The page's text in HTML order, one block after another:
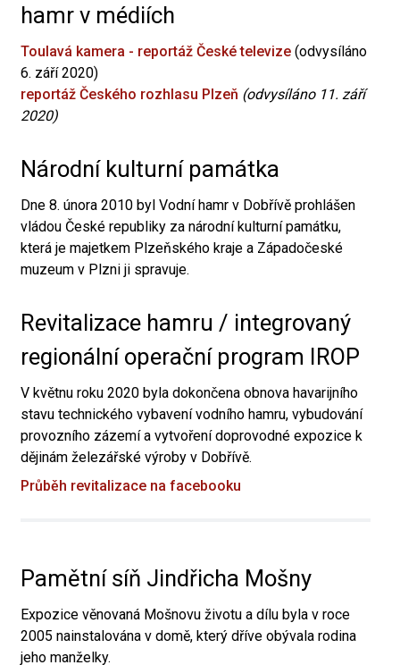
hamr v médiích
Toulavá kamera - reportáž České televize (odvysíláno
6. září 2020)
reportáž Českého rozhlasu Plzeň (odvysíláno 11. září
2020)
Národní kulturní památka
Dne 8. února 2010 byl Vodní hamr v Dobřívě prohlášen
vládou České republiky za národní kulturní památku,
která je majetkem Plzeňského kraje a Západočeské
muzeum v Plzni ji spravuje.
Revitalizace hamru / integrovaný
regionální operační program IROP
V květnu roku 2020 byla dokončena obnova havarijního
stavu technického vybavení vodního hamru, vybudování
provozního zázemí a vytvoření doprovodné expozice k
dějinám železářské výroby v Dobřívě.
Průběh revitalizace na facebooku
Pamětní síň Jindřicha Mošny
Expozice věnovaná Mošnovu životu a dílu byla v roce
2005 nainstalována v domě, který dříve obývala rodina
jeho manželky.